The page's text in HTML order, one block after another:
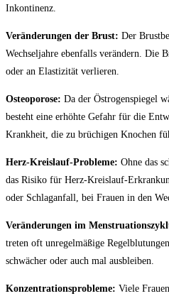
Inkontinenz.
Veränderungen der Brust: Der
Wechseljahre ebenfalls⁣ verändern. Die
oder an Elastizität verlieren.
Osteoporose: Da der Östrogenspiegel
besteht‍ eine erhöhte Gefahr für die
Krankheit, die zu brüchigen Knochen
Herz-Kreislauf-Probleme: Ohne das
das Risiko für Herz-Kreislauf-
oder Schlaganfall, bei Frauen in den⁢
Veränderungen im
treten oft unregelmäßige
schwächer oder‌ auch mal ausbleiben.
Konzentrationsprobleme: ⁣Viele